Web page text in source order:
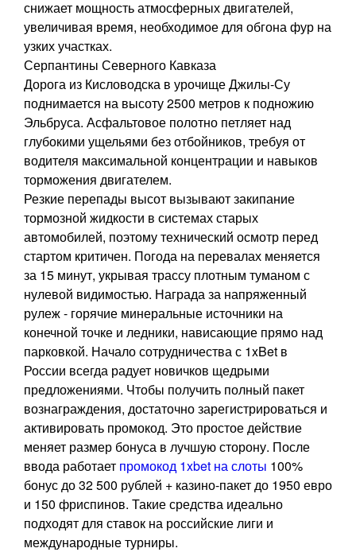
снижает мощность атмосферных двигателей,
увеличивая время, необходимое для обгона фур на
узких участках.
Серпантины Северного Кавказа
Дорога из Кисловодска в урочище Джилы-Су
поднимается на высоту 2500 метров к подножию
Эльбруса. Асфальтовое полотно петляет над
глубокими ущельями без отбойников, требуя от
водителя максимальной концентрации и навыков
торможения двигателем.
Резкие перепады высот вызывают закипание
тормозной жидкости в системах старых
автомобилей, поэтому технический осмотр перед
стартом критичен. Погода на перевалах меняется
за 15 минут, укрывая трассу плотным туманом с
нулевой видимостью. Награда за напряженный
рулеж - горячие минеральные источники на
конечной точке и ледники, нависающие прямо над
парковкой. Начало сотрудничества с 1xBet в
России всегда радует новичков щедрыми
предложениями. Чтобы получить полный пакет
вознаграждения, достаточно зарегистрироваться и
активировать промокод. Это простое действие
меняет размер бонуса в лучшую сторону. После
ввода работает промокод 1xbet на слоты 100%
бонус до 32 500 рублей + казино-пакет до 1950 евро
и 150 фриспинов. Такие средства идеально
подходят для ставок на российские лиги и
международные турниры.